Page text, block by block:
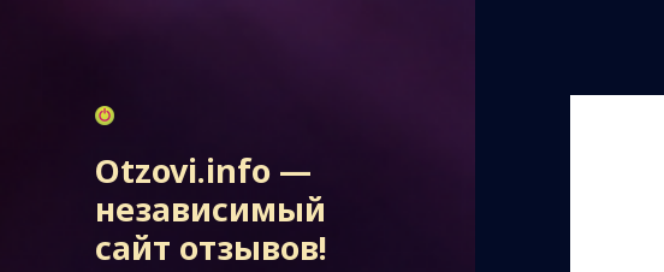
Otzovi.info —
независимый
сайт отзывов!